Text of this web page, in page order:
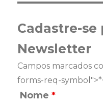
Cadastre-se
Newsletter
Campos marcados
forms-req-
Nome*